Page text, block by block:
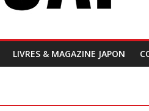
LIVRES & MAGAZINE JAPON